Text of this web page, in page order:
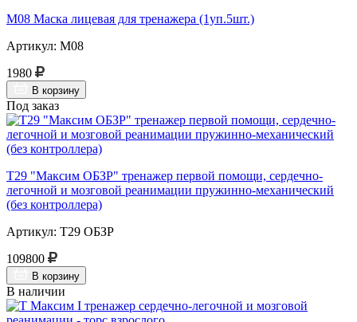
М08 Маска лицевая для тренажера (1уп.5шт.)
Артикул: М08
1980
В корзину
Под заказ
Т29 "Максим ОБЗР" тренажер первой помощи, сердечно-
легочной и мозговой реанимации пружинно-механический
(без контроллера)
Артикул: Т29 ОБЗР
109800
В корзину
В наличии